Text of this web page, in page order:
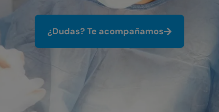
¿Dudas? Te acompañamos